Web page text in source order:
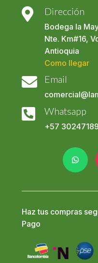
 Dirección
Bodega la
Nte. Km#16,
Antioquia
Como llegar
 Email
 Whatsapp
+57
Haz tus compras
Pago